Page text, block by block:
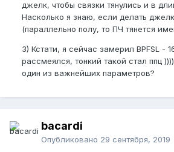
джелк, чтобы связки тянулись и в
Насколько я знаю, если делать
(параллельно полу, то ПЧ тянется
3) Кстати, я сейчас замерил BPFSL -
рассмеялся, тонкий такой стал ппц
один из важнейших параметров?
bacardi
Опубликовано 29 сентября, 2019